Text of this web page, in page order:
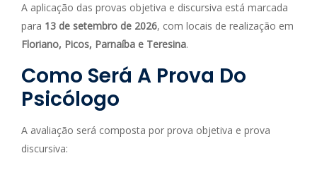
A aplicação das provas objetiva e discursiva está marcada
para 13 de setembro de 2026, com locais de realização em
Floriano, Picos, Parnaíba e Teresina.
Como Será A Prova Do
Psicólogo
A avaliação será composta por prova objetiva e prova
discursiva: